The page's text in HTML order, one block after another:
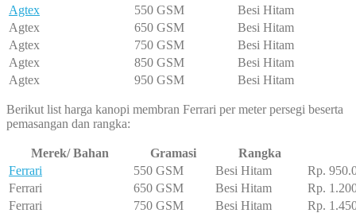
Agtex
550 GSM
Besi Hitam
Agtex
650 GSM
Besi Hitam
Agtex
750 GSM
Besi Hitam
Agtex
850 GSM
Besi Hitam
Agtex
950 GSM Besi Hitam
Berikut list harga kanopi membran Ferrari per meter persegi beserta
pemasangan dan rangka:
Merek/ Bahan Gramasi
Rangka
Ferrari
550 GSM Besi Hitam
Rp.
Ferrari
650 GSM Besi Hitam
Rp.
Ferrari
750 GSM Besi Hitam
Rp.